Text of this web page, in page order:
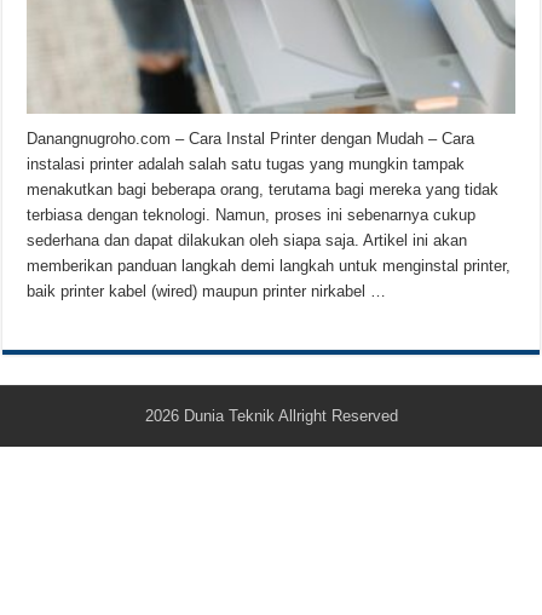
Mekanik Pemula? Ini Cara Cerdas Memilih Oli Asli Biar Gak Ketipu
Mekanik Pemula Wajib Tahu Cara Jitu Atasi Rantai Motor Patah
Teknologi Bikin Bisnis Makanan Kamu Makin Cuan! Begini Cara Buka
Danangnugroho.com – Cara Instal Printer dengan Mudah – Cara
instalasi printer adalah salah satu tugas yang mungkin tampak
menakutkan bagi beberapa orang, terutama bagi mereka yang tidak
terbiasa dengan teknologi. Namun, proses ini sebenarnya cukup
sederhana dan dapat dilakukan oleh siapa saja. Artikel ini akan
memberikan panduan langkah demi langkah untuk menginstal printer,
baik printer kabel (wired) maupun printer nirkabel …
2026 Dunia Teknik Allright Reserved